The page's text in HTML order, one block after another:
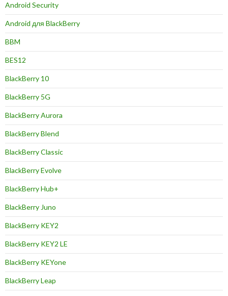
Android Security
Android для BlackBerry
BBM
BES12
BlackBerry 10
BlackBerry 5G
BlackBerry Aurora
BlackBerry Blend
BlackBerry Classic
BlackBerry Evolve
BlackBerry Hub+
BlackBerry Juno
BlackBerry KEY2
BlackBerry KEY2 LE
BlackBerry KEYone
BlackBerry Leap